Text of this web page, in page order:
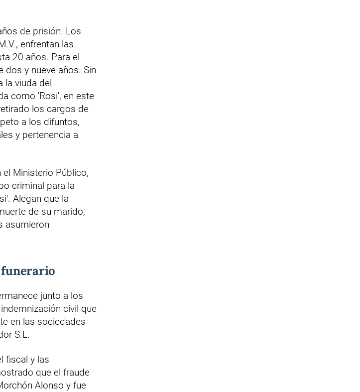
de prisión. Los
enfrentan las
20 años. Para el
dos y nueve años. Sin
la viuda del
como 'Rosi', en este
los cargos de
a los difuntos,
y pertenencia a
Ministerio Público,
criminal para la
Alegan que la
de su marido,
asumieron
funerario
junto a los
civil que
en las sociedades
S.L.
fiscal y las
que el fraude
Alonso y fue